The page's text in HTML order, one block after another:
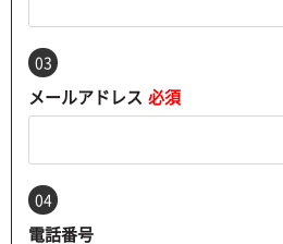
03
メールアドレス 必須
04
電話番号